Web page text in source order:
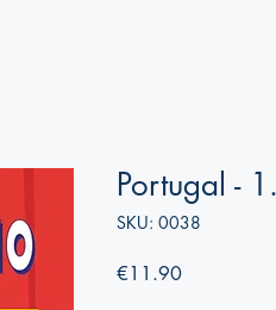
Portugal -
SKU: 0038
€11.90Price